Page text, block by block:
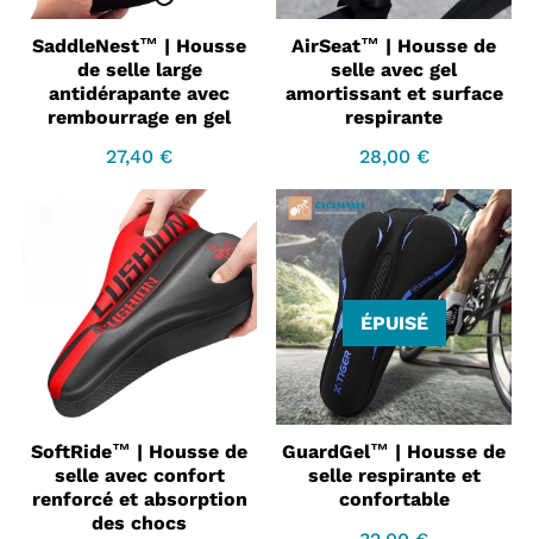
SaddleNest™ | Housse
de selle large
antidérapante avec
rembourrage en gel
Prix
27,40 €
AirSeat™ | Housse de
selle avec gel
amortissant et surface
respirante
Prix
28,00 €28,00
SoftRide™ | Housse de
selle avec confort
renforcé et absorption
des chocs
ÉPUISÉ
GuardGel™ | Housse de
selle respirante et
confortable